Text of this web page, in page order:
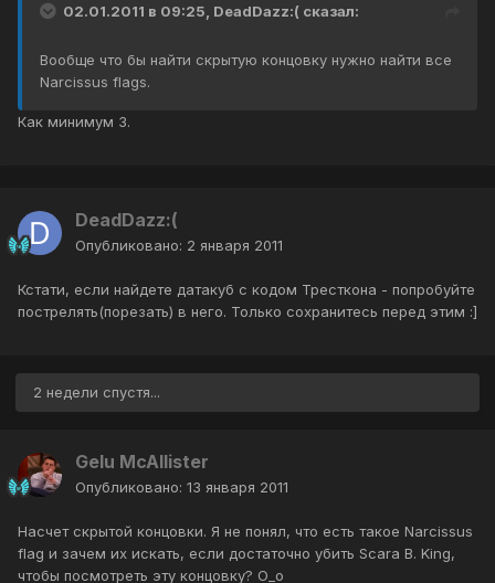
02.01.2011 в 09:25, DeadDazz:( сказал:
Вообще что бы найти скрытую концовку нужно найти все
Narcissus flags.
Как минимум 3.
DeadDazz:(
Опубликовано: 2 января 2011
Кстати, если найдете датакуб с кодом Тресткона - попробуйте
пострелять(порезать) в него. Только сохранитесь перед этим :]
2 недели спустя...
Gelu McAllister
Опубликовано: 13 января 2011
Насчет скрытой концовки. Я не понял, что есть такое Narcissus
flag и зачем их искать, если достаточно убить Scara B. King,
чтобы посмотреть эту концовку? О_о